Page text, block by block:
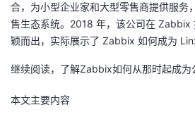
博
客
的
论
我
的
我
合，为小型企业家和大型零售商提供服务
售生态系统。2018 年，该公司在 Zabbix
颖而出，实际展示了 Zabbix 如何成为
继续阅读，了解Zabbix如何从那时起成为
本文主要内容